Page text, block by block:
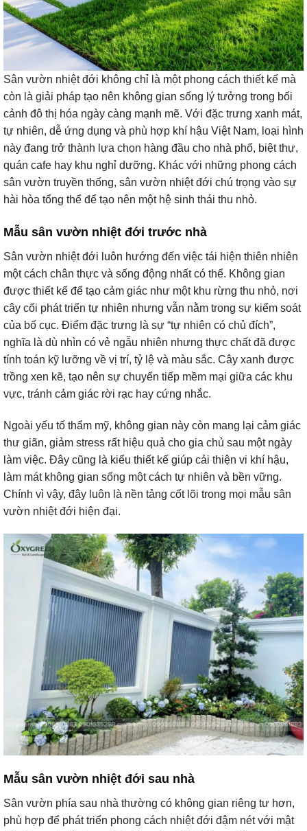
Sân vườn nhiệt đới không chỉ là một phong cách thiết kế mà
còn là giải pháp tạo nên không gian sống lý tưởng trong bối
cảnh đô thị hóa ngày càng mạnh mẽ. Với đặc trưng xanh mát,
tự nhiên, dễ ứng dụng và phù hợp khí hậu Việt Nam, loại hình
này đang trở thành lựa chọn hàng đầu cho nhà phố, biệt thự,
quán cafe hay khu nghỉ dưỡng. Khác với những phong cách
sân vườn truyền thống, sân vườn nhiệt đới chú trọng vào sự
hài hòa tổng thể để tạo nên một hệ sinh thái thu nhỏ.
Mẫu sân vườn nhiệt đới trước nhà
Sân vườn nhiệt đới luôn hướng đến việc tái hiện thiên nhiên
một cách chân thực và sống động nhất có thể. Không gian
được thiết kế để tạo cảm giác như một khu rừng thu nhỏ, nơi
cây cối phát triển tự nhiên nhưng vẫn nằm trong sự kiểm soát
của bố cục. Điểm đặc trưng là sự “tự nhiên có chủ đích”,
nghĩa là dù nhìn có vẻ ngẫu nhiên nhưng thực chất đã được
tính toán kỹ lưỡng về vị trí, tỷ lệ và màu sắc. Cây xanh được
trồng xen kẽ, tạo nên sự chuyển tiếp mềm mại giữa các khu
vực, tránh cảm giác rời rạc hay cứng nhắc.
Ngoài yếu tố thẩm mỹ, không gian này còn mang lại cảm giác
thư giãn, giảm stress rất hiệu quả cho gia chủ sau một ngày
làm việc. Đây cũng là kiểu thiết kế giúp cải thiện vi khí hậu,
làm mát không gian sống một cách tự nhiên và bền vững.
Chính vì vậy, đây luôn là nền tảng cốt lõi trong mọi mẫu sân
vườn nhiệt đới hiện đại.
Mẫu sân vườn nhiệt đới sau nhà
Sân vườn phía sau nhà thường có không gian riêng tư hơn,
phù hợp để phát triển phong cách nhiệt đới đậm nét với mật